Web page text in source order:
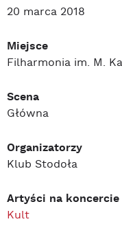
20 marca 2018
Miejsce
Filharmonia im. M.
Scena
Główna
Organizatorzy
Klub Stodoła
Artyści na koncercie
Kult